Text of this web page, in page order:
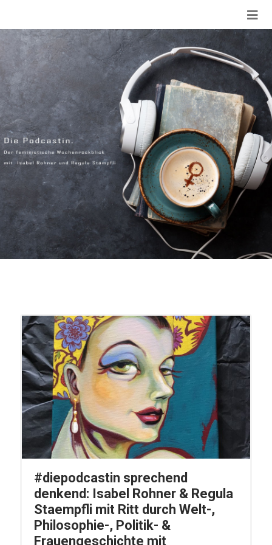
#diepodcastin sprechend
denkend: Isabel Rohner & Regula
Staempfli mit Ritt durch Welt-,
Philosophie-, Politik- &
Frauengeschichte mit